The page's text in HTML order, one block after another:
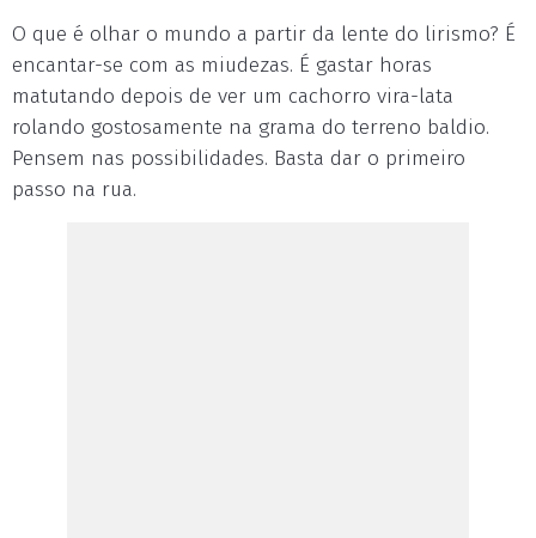
O que é olhar o mundo a partir da lente do lirismo? É
encantar-se com as miudezas. É gastar horas
matutando depois de ver um cachorro vira-lata
rolando gostosamente na grama do terreno baldio.
Pensem nas possibilidades. Basta dar o primeiro
passo na rua.